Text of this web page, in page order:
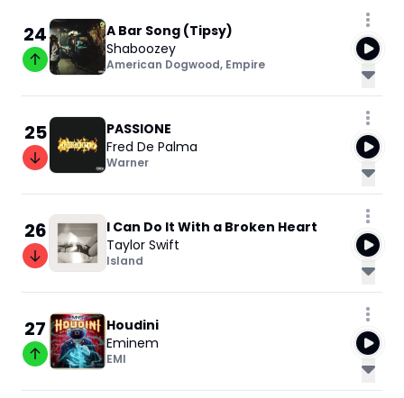
24
A Bar Song (Tipsy)
Shaboozey
American Dogwood, Empire
25
PASSIONE
Fred De Palma
Warner
26
I Can Do It With a Broken Heart
Taylor Swift
Island
27
Houdini
Eminem
EMI